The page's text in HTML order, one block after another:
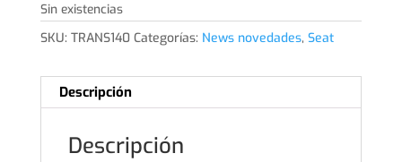
Sin existencias
SKU: TRANS140 Categorías: News novedades, Seat
Descripción
Descripción